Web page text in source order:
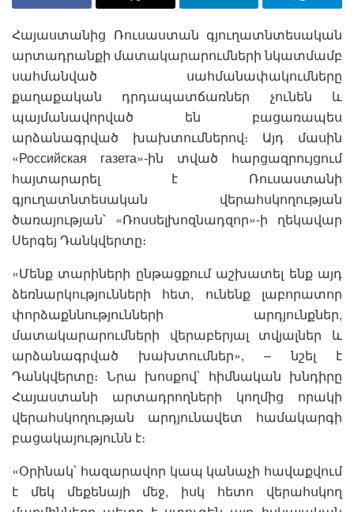
Հայաստանից Ռուսաստան գյուղատնտեսական
արտադրանքի մատակարարումների նկատմամբ
սահմանված սահմանափակումները
քաղաքական դրդապատճառներ չունեն և
պայմանավորված են բացառապես
արձանագրված խախտումներով։ Այդ մասին
«Российская газета»-ին տված հարցազրույցում
հայտարարել է Ռուսաստանի
գյուղատնտեսական վերահսկողության
ծառայության՝ «Ռոսսելխոզնադզոր»-ի ղեկավար
Սերգեյ Դանկվերտը։
«Մենք տարիների ընթացքում աշխատել ենք այդ
ձեռնարկությունների հետ, ունենք լաբորատոր
փորձաքննությունների արդյունքներ,
մատակարարումների վերաբերյալ տվյալներ և
արձանագրված խախտումներ», – նշել է
Դանկվերտը։ Նրա խոսքով՝ հիմնական խնդիրը
Հայաստանի արտադրողների կողմից որակի
վերահսկողության արդյունավետ համակարգի
բացակայությունն է։
«Օրինակ՝ հազարավոր կապ կանաչի հավաքվում
է մեկ մեքենայի մեջ, իսկ հետո վերահսկող